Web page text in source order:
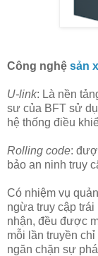
Công nghệ sản
U-link: Là nền
sư của BFT sử
hệ thống điều
Rolling code:
bảo an ninh truy
Có nhiệm vụ
ngừa truy cập
nhận, đều được
mỗi lần truyền
ngăn chặn sự